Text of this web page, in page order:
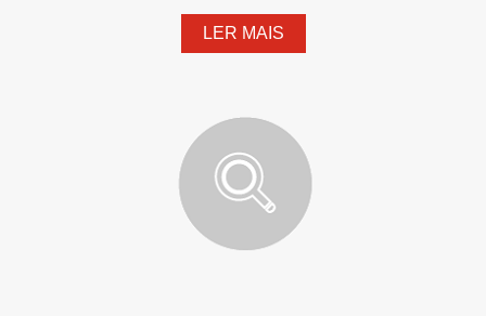
LER MAIS